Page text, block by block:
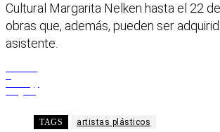
Cultural Margarita Nelken hasta el 22
obras que, además, pueden ser
asistente.
TAGS artistas plásticos